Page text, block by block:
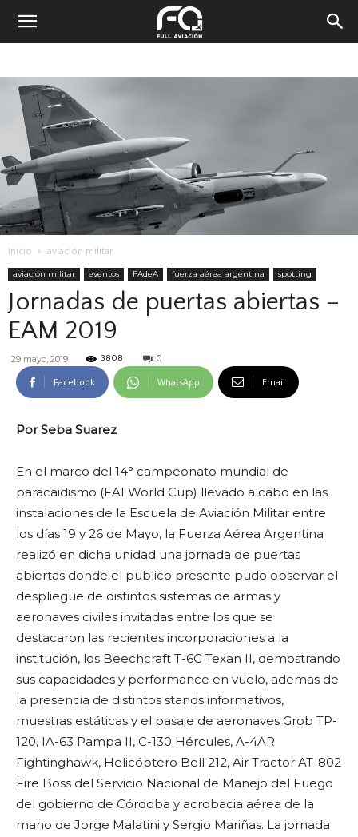
Inicio aviación militar
aviación militar eventos FAdeA fuerza aérea argentina spotting
Jornadas de puertas abiertas –
EAM 2019
29 mayo, 2019 3808 0
Facebook WhatsApp Email
Por Seba Suarez
En el marco del 14° campeonato mundial de
paracaidismo (FAI World Cup) llevado a cabo en las
instalaciones de la Escuela de Aviación Militar entre
los días 19 y 26 de Mayo, la Fuerza Aérea Argentina
realizó en dicha unidad una jornada de puertas
abiertas donde el publico presente pudo observar el
despliegue de distintos sistemas de armas y
aeronaves civiles invitadas entre los que se
destacaron las recientes incorporaciones a la
institución, los Beechcraft T-6C Texan II, demostrando
sus capacidades y performance en vuelo, ademas de
la presencia de distintos stands informativos,
muestras estáticas y el pasaje de aeronaves Grob TP-
120, IA-63 Pampa II, C-130 Hércules, A-4AR
Fightinghawk, Helicóptero Bell 212, Air Tractor AT-802
Fire Boss del Servicio Nacional de Manejo del Fuego
del gobierno de Córdoba y acrobacia aérea de la
mano de Jorge Malatini y Sergio Mariñas. La jornada